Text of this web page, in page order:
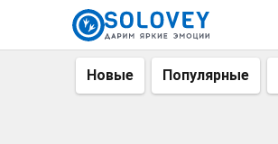
Новые Популярные